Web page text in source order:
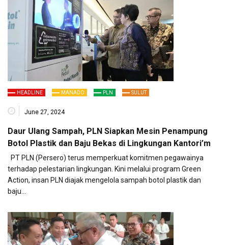
HEADLINE MANADO PLN SULUT
June 27, 2024
Daur Ulang Sampah, PLN Siapkan Mesin Penampung
Botol Plastik dan Baju Bekas di Lingkungan Kantori’m
PT PLN (Persero) terus memperkuat komitmen pegawainya
terhadap pelestarian lingkungan. Kini melalui program Green
Action, insan PLN diajak mengelola sampah botol plastik dan
baju…